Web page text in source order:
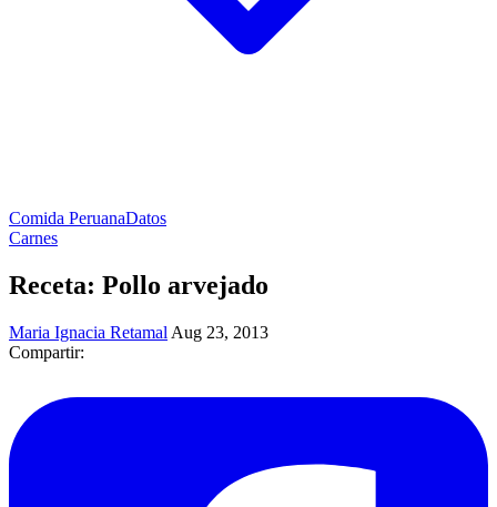
Comida PeruanaDatos
Carnes
Receta: Pollo arvejado
Maria Ignacia Retamal Aug 23, 2013
Compartir: